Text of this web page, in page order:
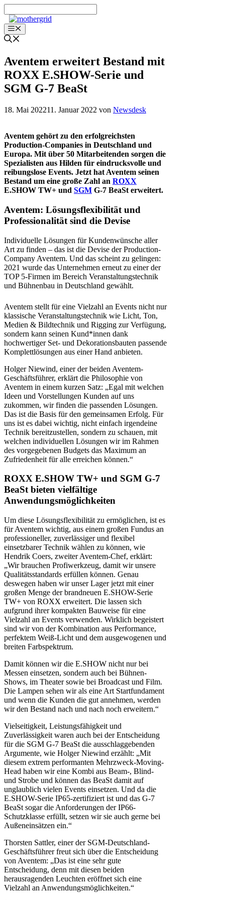
Inhalt
springenMenü
Aventem erweitert Bestand mit
ROXX E.SHOW-Serie und
SGM G-7 BeaSt
18. Mai 202211. Januar 2022 von Newsdesk
Aventem gehört zu den erfolgreichsten
Production-Companies in Deutschland und
Europa. Mit über 50 Mitarbeitenden sorgen die
Spezialisten aus Hilden für eindrucksvolle und
reibungslose Events. Jetzt hat Aventem seinen
Bestand um eine große Zahl an ROXX
E.SHOW TW+ und SGM G-7 BeaSt erweitert.
Aventem: Lösungsflexibilität und
Professionalität sind die Devise
Individuelle Lösungen für Kundenwünsche aller
Art zu finden – das ist die Devise der Production-
Company Aventem. Und das scheint zu gelingen:
2021 wurde das Unternehmen erneut zu einer der
TOP 5-Firmen im Bereich Veranstaltungstechnik
und Bühnenbau in Deutschland gewählt.
Aventem stellt für eine Vielzahl an Events nicht nur
klassische Veranstaltungstechnik wie Licht, Ton,
Medien & Bildtechnik und Rigging zur Verfügung,
sondern kann seinen Kund*innen dank
hochwertiger Set- und Dekorationsbauten passende
Komplettlösungen aus einer Hand anbieten.
Holger Niewind, einer der beiden Aventem-
Geschäftsführer, erklärt die Philosophie von
Aventem in einem kurzen Satz: „Egal mit welchen
Ideen und Vorstellungen Kunden auf uns
zukommen, wir finden die passenden Lösungen.
Das ist die Basis für den gemeinsamen Erfolg. Für
uns ist es dabei wichtig, nicht einfach irgendeine
Technik bereitzustellen, sondern zu schauen, mit
welchen individuellen Lösungen wir im Rahmen
des vorgegebenen Budgets das Maximum an
Zufriedenheit für alle erreichen können.“
ROXX E.SHOW TW+ und SGM G-7
BeaSt bieten vielfältige
Anwendungsmöglichkeiten
Um diese Lösungsflexibilität zu ermöglichen, ist es
für Aventem wichtig, aus einem großen Fundus an
professioneller, zuverlässiger und flexibel
einsetzbarer Technik wählen zu können, wie
Hendrik Coers, zweiter Aventem-Chef, erklärt:
„Wir brauchen Profiwerkzeug, damit wir unsere
Qualitätsstandards erfüllen können. Genau
deswegen haben wir unser Lager jetzt mit einer
großen Menge der brandneuen E.SHOW-Serie
TW+ von ROXX erweitert. Die lassen sich
aufgrund ihrer kompakten Bauweise für eine
Vielzahl an Events verwenden. Wirklich begeistert
sind wir von der Kombination aus Performance,
perfektem Weiß-Licht und dem ausgewogenen und
breiten Farbspektrum.
Damit können wir die E.SHOW nicht nur bei
Messen einsetzen, sondern auch bei Bühnen-
Shows, im Theater sowie bei Broadcast und Film.
Die Lampen sehen wir als eine Art Startfundament
und wenn die Kunden die gut annehmen, werden
wir den Bestand nach und nach noch erweitern.“
Vielseitigkeit, Leistungsfähigkeit und
Zuverlässigkeit waren auch bei der Entscheidung
für die SGM G-7 BeaSt die ausschlaggebenden
Argumente, wie Holger Niewind erzählt: „Mit
diesem extrem performanten Mehrzweck-Moving-
Head haben wir eine Kombi aus Beam-, Blind-
und Strobe und können das BeaSt damit auf
unglaublich vielen Events einsetzen. Und da die
E.SHOW-Serie IP65-zertifiziert ist und das G-7
BeaSt sogar die Anforderungen der IP66-
Schutzklasse erfüllt, setzen wir sie auch gerne bei
Außeneinsätzen ein.“
Thorsten Sattler, einer der SGM-Deutschland-
Geschäftsführer freut sich über die Entscheidung
von Aventem: „Das ist eine sehr gute
Entscheidung, denn mit diesen beiden
herausragenden Leuchten eröffnet sich eine
Vielzahl an Anwendungsmöglichkeiten.“